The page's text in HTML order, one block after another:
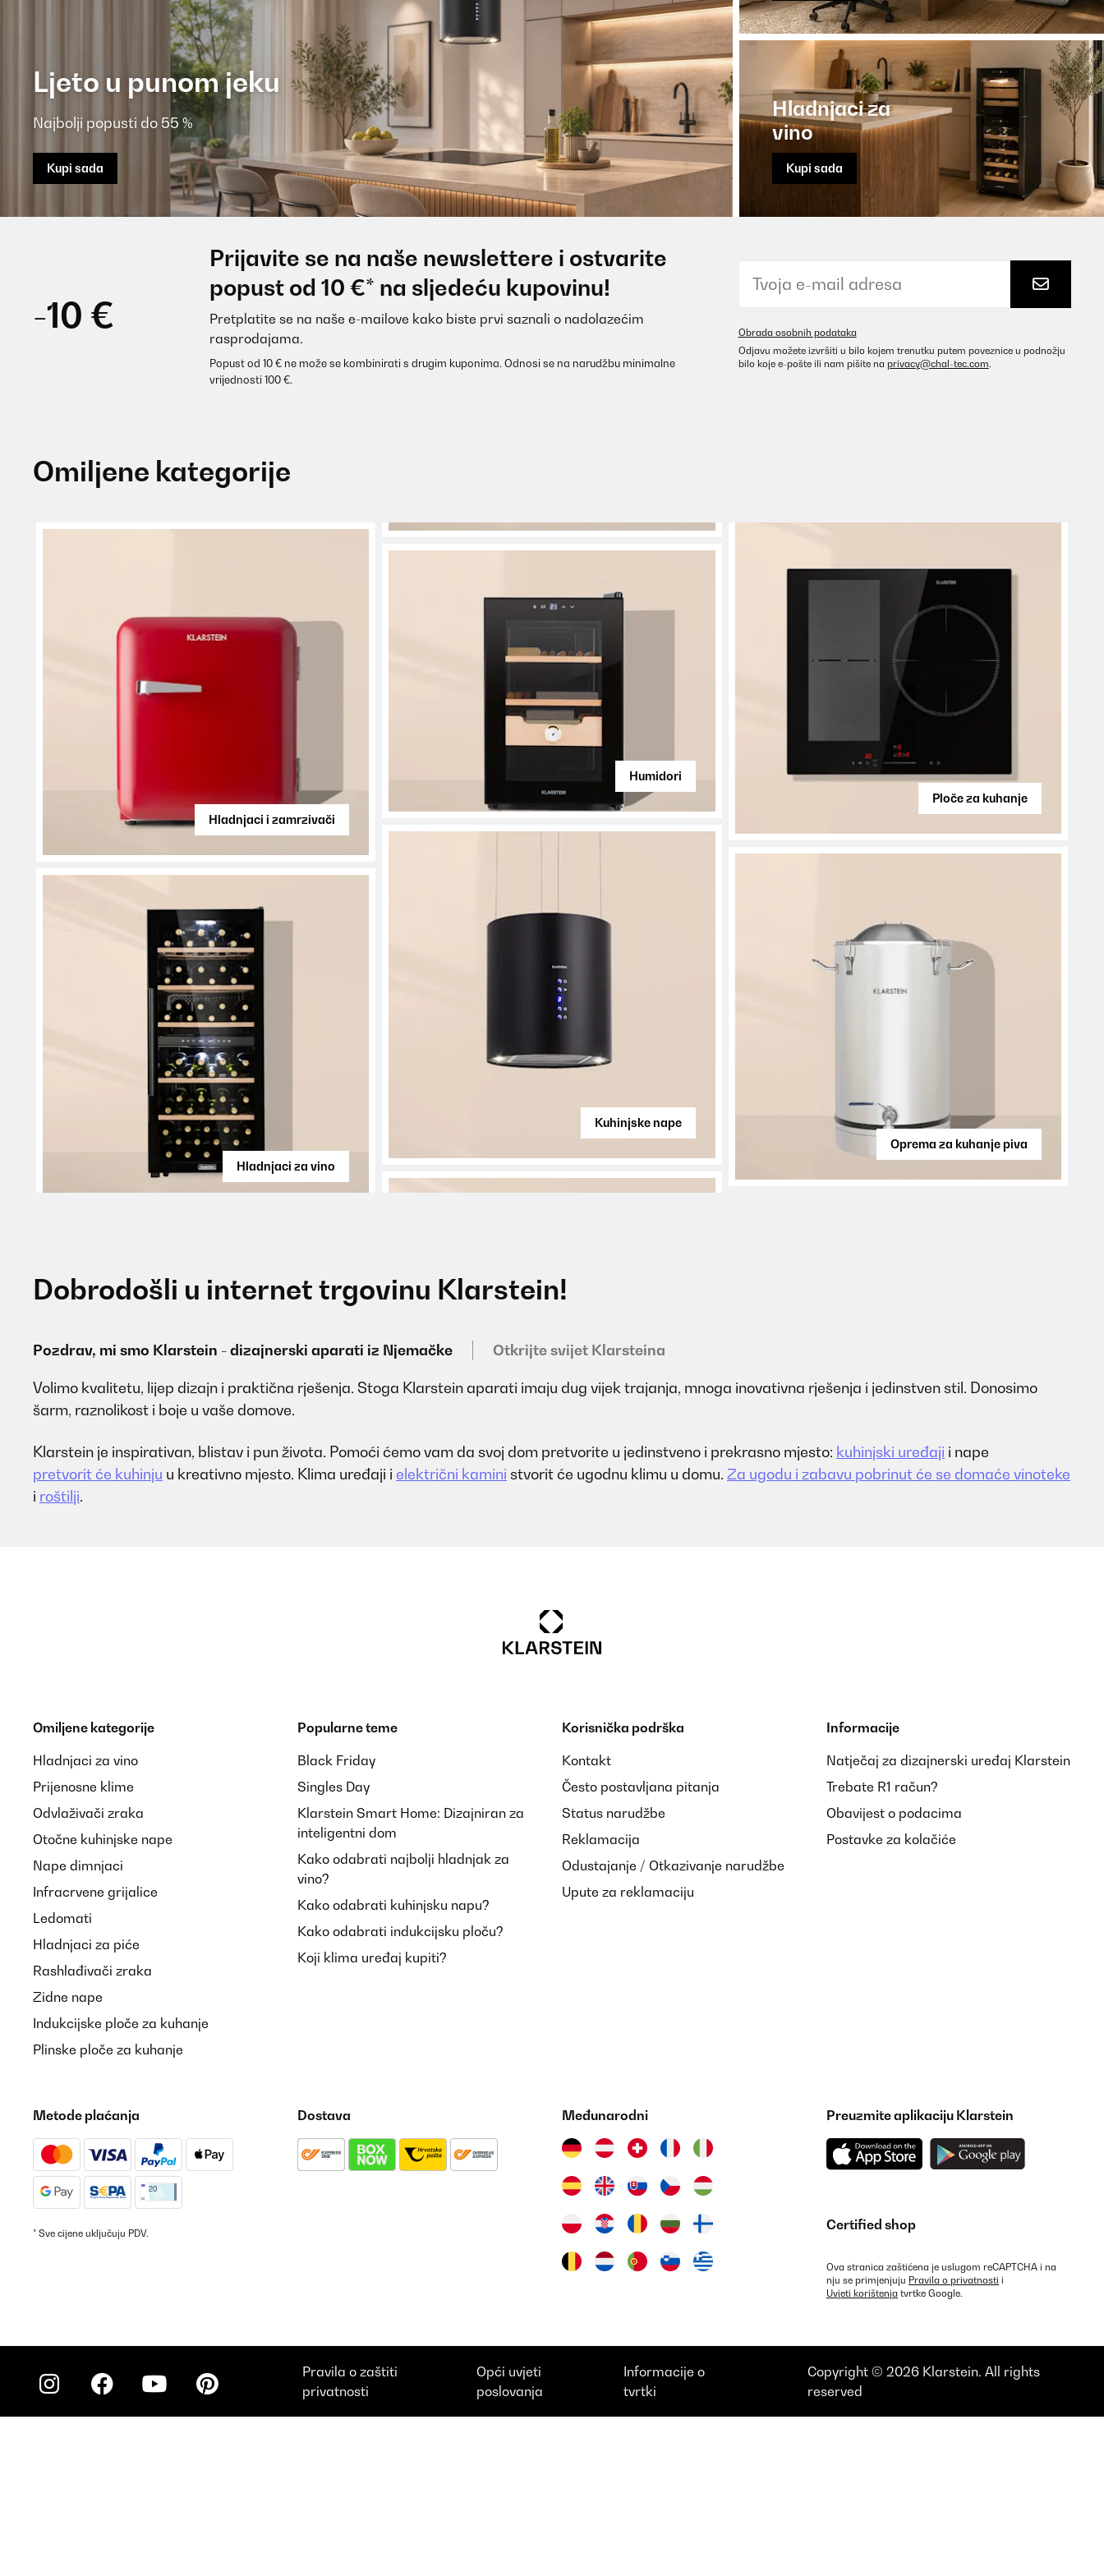
Ljeto u punom jeku
Najbolji popusti do 55 %
Kupi sada
Hladnjaci za
vino
Kupi sada
-10 €
Prijavite se na naše newslettere i ostvarite
popust od 10 €* na sljedeću kupovinu!
Pretplatite se na naše e-mailove kako biste prvi saznali o nadolazećim
rasprodajama.
Popust od 10 € ne može se kombinirati s drugim kuponima. Odnosi se na narudžbu minimalne
vrijednosti 100 €.
Obrada osobnih podataka
Odjavu možete izvršiti u bilo kojem trenutku putem poveznice u podnožju
bilo koje e-pošte ili nam pišite na privacy@chal-tec.com.
Omiljene kategorije
Hladnjaci i zamrzivači
Hladnjaci za vino
Humidori
Kuhinjske nape
Ploče za kuhanje
Oprema za kuhanje piva
Dobrodošli u internet trgovinu Klarstein!
Pozdrav, mi smo Klarstein - dizajnerski aparati iz Njemačke Otkrijte svijet Klarsteina
Volimo kvalitetu, lijep dizajn i praktična rješenja. Stoga Klarstein aparati imaju dug vijek trajanja, mnoga inovativna rješenja i jedinstven stil. Donosimo
šarm, raznolikost i boje u vaše domove.
Klarstein je inspirativan, blistav i pun života. Pomoći ćemo vam da svoj dom pretvorite u jedinstveno i prekrasno mjesto: kuhinjski uređaji i nape
pretvorit će kuhinju u kreativno mjesto. Klima uređaji i električni kamini stvorit će ugodnu klimu u domu. Za ugodu i zabavu pobrinut će se domaće vinoteke
i roštilji.
Omiljene kategorije
Hladnjaci za vino
Prijenosne klime
Odvlaživači zraka
Otočne kuhinjske nape
Nape dimnjaci
Infracrvene grijalice
Ledomati
Hladnjaci za piće
Rashlađivači zraka
Zidne nape
Indukcijske ploče za kuhanje
Plinske ploče za kuhanje
Popularne teme
Black Friday
Singles Day
Klarstein Smart Home: Dizajniran za
inteligentni dom
Kako odabrati najbolji hladnjak za
vino?
Kako odabrati kuhinjsku napu?
Kako odabrati indukcijsku ploču?
Koji klima uređaj kupiti?
Korisnička podrška
Kontakt
Često postavljana pitanja
Status narudžbe
Reklamacija
Odustajanje / Otkazivanje narudžbe
Upute za reklamaciju
Informacije
Natječaj za dizajnerski uređaj Klarstein
Trebate R1 račun?
Obavijest o podacima
Postavke za kolačiće
Metode plaćanja
* Sve cijene uključuju PDV.
Dostava Međunarodni Preuzmite aplikaciju Klarstein
Certified shop
Ova stranica zaštićena je uslugom reCAPTCHA i na
nju se primjenjuju Pravila o privatnosti i
Uvjeti korištenja tvrtke Google.
Pravila o zaštiti
privatnosti
Opći uvjeti
poslovanja
Informacije o
tvrtki
Copyright © 2026 Klarstein. All rights
reserved